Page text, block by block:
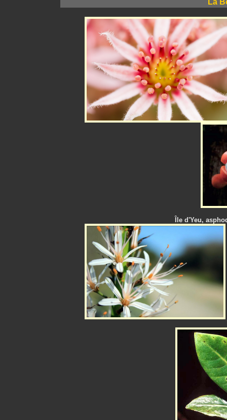
La
Île d'Yeu,